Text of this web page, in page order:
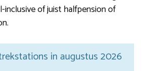
inclusive of juist halfpension of
in augustus 2026